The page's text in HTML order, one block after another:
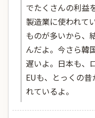
でたくさんの利益
製造業に使われて
ものが多いから、
んだよ。今さら韓
遅いよ。日本も、
EUも、とっくの
れているよ。